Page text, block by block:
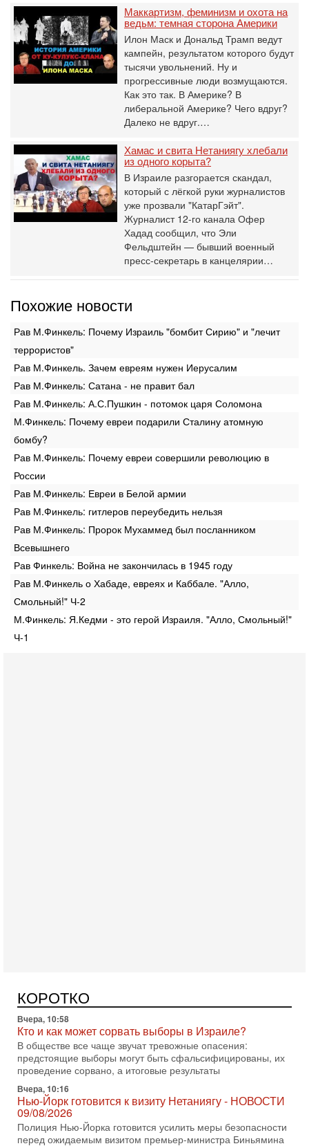
Маккартизм, феминизм и охота на
ведьм: темная сторона Америки
Илон Маск и Дональд Трамп ведут
кампейн, результатом которого будут
тысячи увольнений. Ну и
прогрессивные люди возмущаются.
Как это так. В Америке? В
либеральной Америке? Чего вдруг?
Далеко не вдруг.…
Хамас и свита Нетаниягу хлебали
из одного корыта?
В Израиле разгорается скандал,
который с лёгкой руки журналистов
уже прозвали "КатарГэйт".
Журналист 12-го канала Офер
Хадад сообщил, что Эли
Фельдштейн — бывший военный
пресс-секретарь в канцелярии…
Похожие новости
Рав М.Финкель: Почему Израиль "бомбит Сирию" и "лечит
террористов"
Рав М.Финкель. Зачем евреям нужен Иерусалим
Рав М.Финкель: Сатана - не правит бал
Рав М.Финкель: А.С.Пушкин - потомок царя Соломона
М.Финкель: Почему евреи подарили Сталину атомную
бомбу?
Рав М.Финкель: Почему евреи совершили революцию в
России
Рав М.Финкель: Евреи в Белой армии
Рав М.Финкель: гитлеров переубедить нельзя
Рав М.Финкель: Пророк Мухаммед был посланником
Всевышнего
Рав Финкель: Война не закончилась в 1945 году
Рав М.Финкель о Хабаде, евреях и Каббале. "Алло,
Смольный!" Ч-2
М.Финкель: Я.Кедми - это герой Израиля. "Алло, Смольный!"
Ч-1
КОРОТКО
программу Александр Гур-Арье 📌Подписывайтесь
Вчера, 10:58
Кто и как может сорвать выборы в Израиле?
В обществе все чаще звучат тревожные опасения:
предстоящие выборы могут быть сфальсифицированы, их
проведение сорвано, а итоговые результаты
Вчера, 10:16
Нью-Йорк готовится к визиту Нетаниягу - НОВОСТИ
09/08/2026
Полиция Нью-Йорка готовится усилить меры безопасности
перед ожидаемым визитом премьер-министра Биньямина